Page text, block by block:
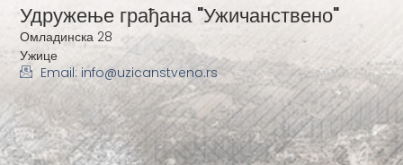
Удружење грађана "Ужичанствено"
Омладинска 28
Ужице
Email: info@uzicanstveno.rs